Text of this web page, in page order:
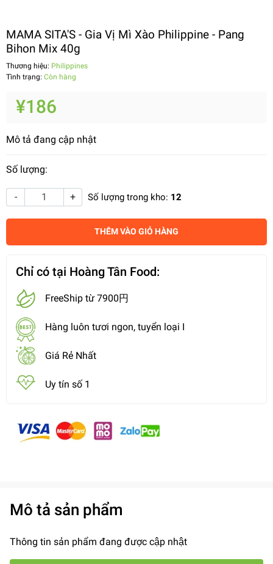
MAMA SITA'S - Gia Vị Mì Xào Philippine - Pang
Bihon Mix 40g
Thương hiệu: Philippines
Tình trạng: Còn hàng
¥186
Mô tả đang cập nhật
Số lượng:
- + Số lượng trong kho: 12
THÊM VÀO GIỎ HÀNG
Chỉ có tại Hoàng Tân Food:
FreeShip từ 7900円
Hàng luôn tươi ngon, tuyển loại I
Giá Rẻ Nhất
Uy tín số 1
Mô tả sản phẩm
Thông tin sản phẩm đang được cập nhật